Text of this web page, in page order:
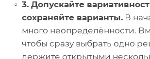
3. Допускайте
сохраняйте варианты. В
много неопределённости.
чтобы сразу выбрать одно
держите открытыми